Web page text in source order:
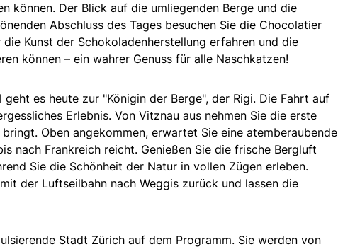
können. Der Blick auf die umliegenden Berge und die
Abschluss des Tages besuchen Sie die Chocolatier
Kunst der Schokoladenherstellung erfahren und die
können – ein wahrer Genuss für alle Naschkatzen!
es heute zur "Königin der Berge", der Rigi. Die Fahrt auf
Erlebnis. Von Vitznau aus nehmen Sie die erste
Oben angekommen, erwartet Sie eine atemberaubende
nach Frankreich reicht. Genießen Sie die frische Bergluft
Sie die Schönheit der Natur in vollen Zügen erleben.
der Luftseilbahn nach Weggis zurück und lassen die
Stadt Zürich auf dem Programm. Sie werden von